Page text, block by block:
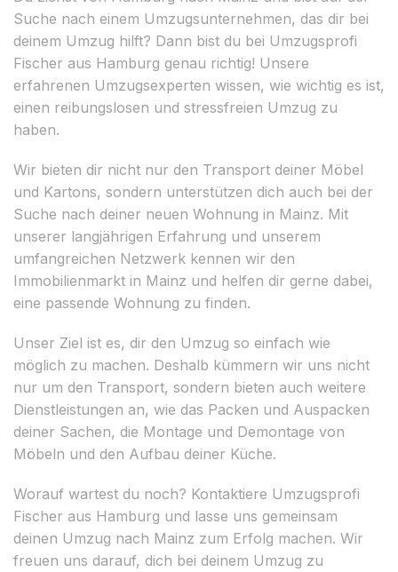
Suche nach einem Umzugsunternehmen, das dir bei
deinem Umzug hilft? Dann bist du bei Umzugsprofi
Fischer aus Hamburg genau richtig! Unsere
erfahrenen Umzugsexperten wissen, wie wichtig es ist,
einen reibungslosen und stressfreien Umzug zu
haben.
Wir bieten dir nicht nur den Transport deiner Möbel
und Kartons, sondern unterstützen dich auch bei der
Suche nach deiner neuen Wohnung in Mainz. Mit
unserer langjährigen Erfahrung und unserem
umfangreichen Netzwerk kennen wir den
Immobilienmarkt in Mainz und helfen dir gerne dabei,
eine passende Wohnung zu finden.
Unser Ziel ist es, dir den Umzug so einfach wie
möglich zu machen. Deshalb kümmern wir uns nicht
nur um den Transport, sondern bieten auch weitere
Dienstleistungen an, wie das Packen und Auspacken
deiner Sachen, die Montage und Demontage von
Möbeln und den Aufbau deiner Küche.
Worauf wartest du noch? Kontaktiere Umzugsprofi
Fischer aus Hamburg und lasse uns gemeinsam
deinen Umzug nach Mainz zum Erfolg machen. Wir
freuen uns darauf, dich bei deinem Umzug zu